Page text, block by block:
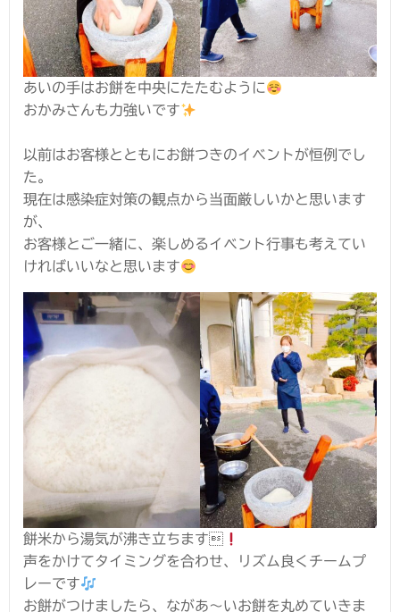
あいの手はお餅を中央にたたむように
おかみさんも力強いです
以前はお客様とともにお餅つきのイベントが恒例でし
た。
現在は感染症対策の観点から当面厳しいかと思います
が、
お客様とご一緒に、楽しめるイベント行事も考えてい
ければいいなと思います
餅米から湯気が沸き立ちます
声をかけてタイミングを合わせ、リズム良くチームプ
レーです
お餅がつけましたら、ながあ〜いお餅を丸めていきま